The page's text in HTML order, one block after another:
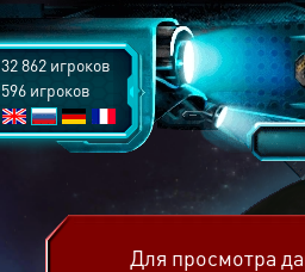
32 862 игроков
596 игроков
Для просмотра